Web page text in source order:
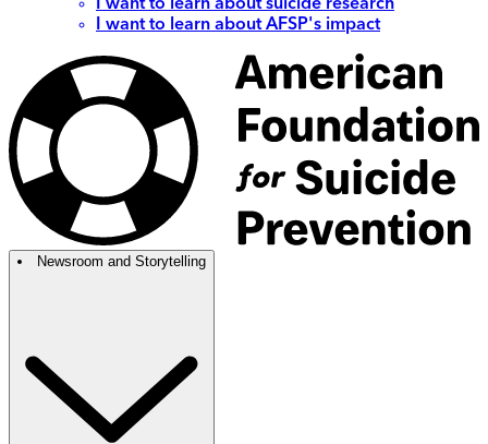
I want to learn about suicide research
I want to learn about AFSP's impact
Newsroom and Storytelling